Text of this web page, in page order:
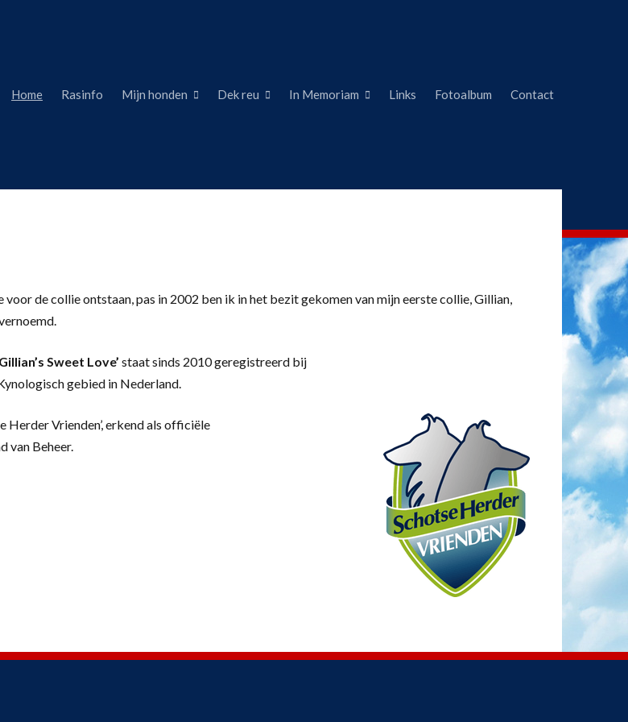
Home Rasinfo Mijn honden Dek reu In Memoriam Links Fotoalbum Contact
voor de collie ontstaan, pas in 2002 ben ik in het bezit gekomen van mijn eerste collie, Gillian,
Sweet Love’ staat sinds 2010 geregistreerd bij
gebied in Nederland.
Herder Vrienden’, erkend als officiële
van Beheer.